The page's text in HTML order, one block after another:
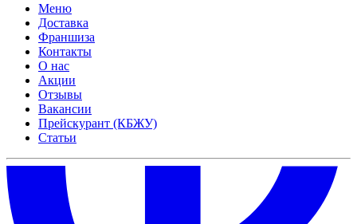
Меню
Доставка
Франшиза
Контакты
О нас
Акции
Отзывы
Вакансии
Прейскурант (КБЖУ)
Статьи